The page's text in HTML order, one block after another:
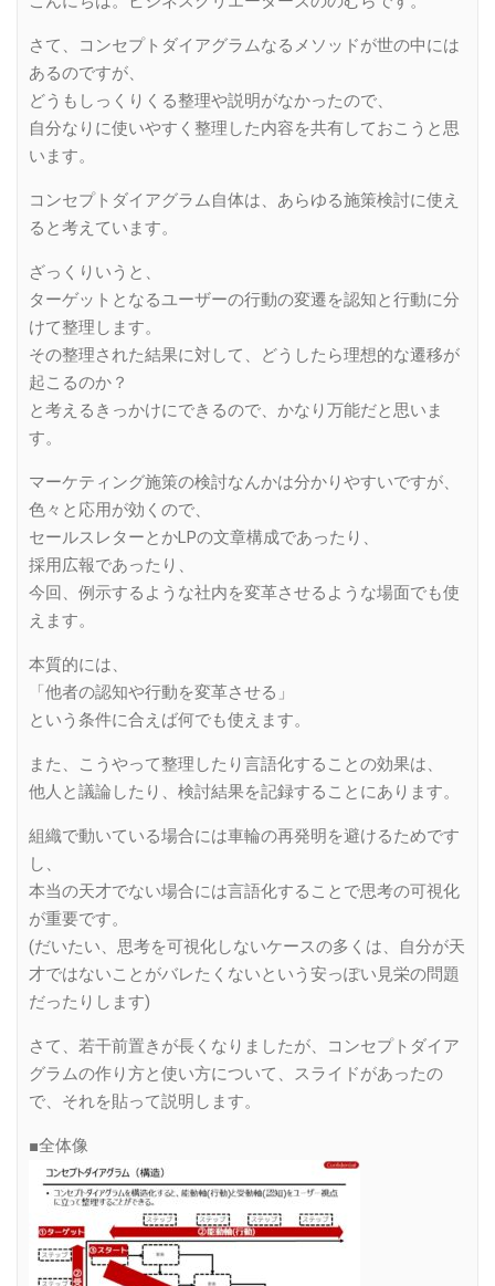
さて、コンセプトダイアグラムなるメソッドが世の中には
あるのですが、
どうもしっくりくる整理や説明がなかったので、
自分なりに使いやすく整理した内容を共有しておこうと思
います。
コンセプトダイアグラム自体は、あらゆる施策検討に使え
ると考えています。
ざっくりいうと、
ターゲットとなるユーザーの行動の変遷を認知と行動に分
けて整理します。
その整理された結果に対して、どうしたら理想的な遷移が
起こるのか？
と考えるきっかけにできるので、かなり万能だと思いま
す。
マーケティング施策の検討なんかは分かりやすいですが、
色々と応用が効くので、
セールスレターとかLPの文章構成であったり、
採用広報であったり、
今回、例示するような社内を変革させるような場面でも使
えます。
本質的には、
「他者の認知や行動を変革させる」
という条件に合えば何でも使えます。
また、こうやって整理したり言語化することの効果は、
他人と議論したり、検討結果を記録することにあります。
組織で動いている場合には車輪の再発明を避けるためです
し、
本当の天才でない場合には言語化することで思考の可視化
が重要です。
(だいたい、思考を可視化しないケースの多くは、自分が天
才ではないことがバレたくないという安っぽい見栄の問題
だったりします)
さて、若干前置きが長くなりましたが、コンセプトダイア
グラムの作り方と使い方について、スライドがあったの
で、それを貼って説明します。
■全体像